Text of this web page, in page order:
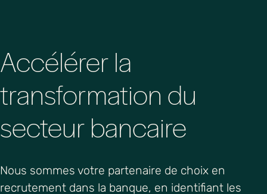
Accélérer la
transformation du
secteur bancaire
Nous sommes votre partenaire de choix en
recrutement dans la banque, en identifiant les